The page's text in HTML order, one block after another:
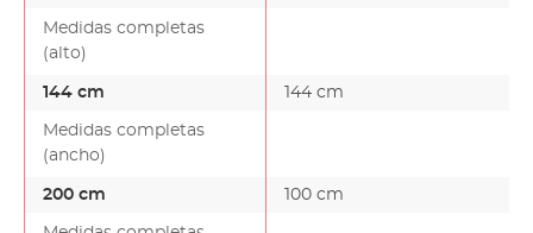
Medidas completas
(alto)
144 cm 144 cm
Medidas completas
(ancho)
200 cm 100 cm